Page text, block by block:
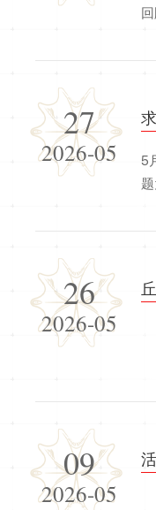
27
2026-05
5
26
2026-05
09
2026-05